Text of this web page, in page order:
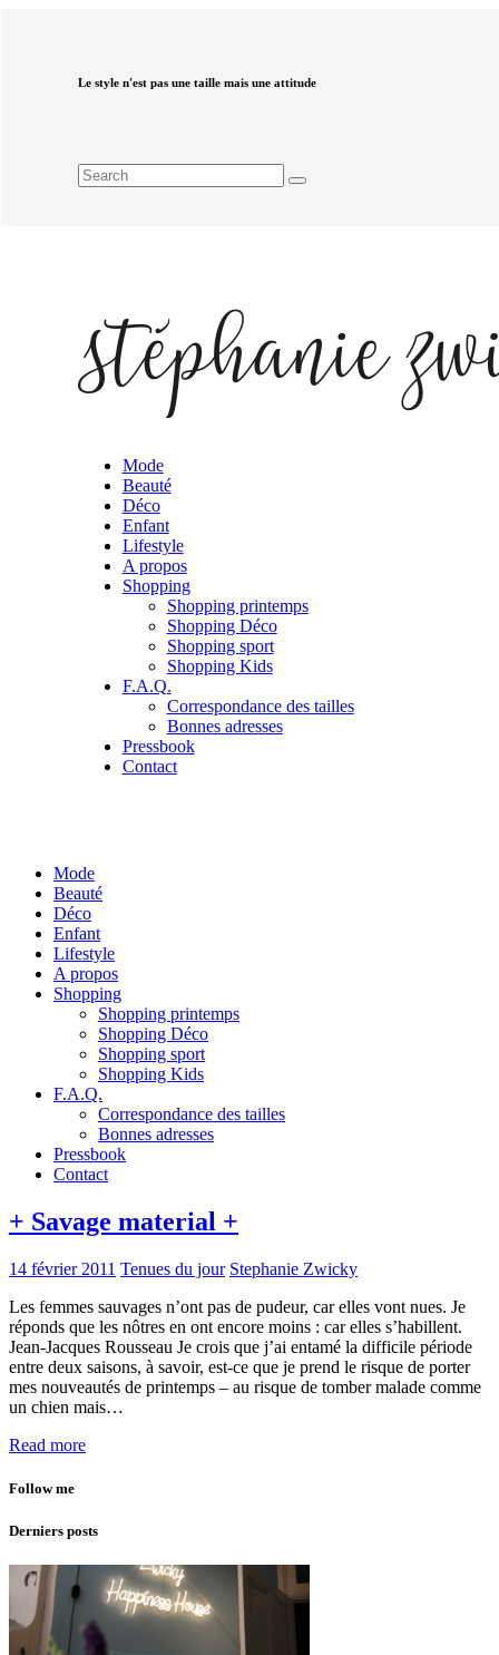
Le style n'est pas une taille mais une attitude
Mode
Beauté
Déco
Enfant
Lifestyle
A propos
Shopping
Shopping printemps
Shopping Déco
Shopping sport
Shopping Kids
F.A.Q.
Correspondance des tailles
Bonnes adresses
Pressbook
Contact
Mode
Beauté
Déco
Enfant
Lifestyle
A propos
Shopping
Shopping printemps
Shopping Déco
Shopping sport
Shopping Kids
F.A.Q.
Correspondance des tailles
Bonnes adresses
Pressbook
Contact
+ Savage material +
14 février 2011 Tenues du jour Stephanie Zwicky
Les femmes sauvages n’ont pas de pudeur, car elles vont nues. Je
réponds que les nôtres en ont encore moins : car elles s’habillent.
Jean-Jacques Rousseau Je crois que j’ai entamé la difficile période
entre deux saisons, à savoir, est-ce que je prend le risque de porter
mes nouveautés de printemps – au risque de tomber malade comme
un chien mais…
Read more
Follow me
Derniers posts